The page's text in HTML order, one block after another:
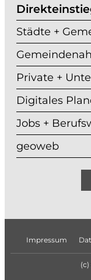
Städte +
Private +
Digitales
Jobs +
geoweb
Impressum